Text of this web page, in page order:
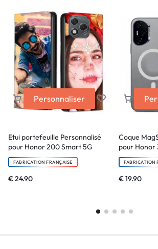
Personnaliser
Etui portefeuille Personnalisé
pour Honor 200 Smart 5G
FABRICATION FRANÇAISE
€24.90
Coque
pour
FABRICATION
€19.90